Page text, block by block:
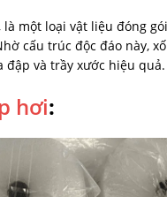
là một loại vật liệu đóng
cấu trúc độc đáo này,
đập và trầy xước hiệu quả.
hơi: